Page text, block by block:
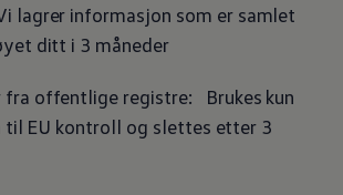
lagrer informasjon som er samlet
ditt i 3 måneder
fra offentlige registre: Brukes kun
til EU kontroll og slettes etter 3